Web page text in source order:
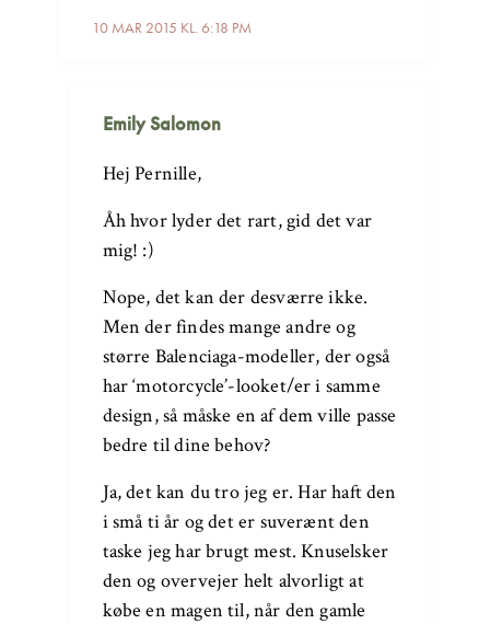
10 MAR 2015 KL. 6:18 PM
Emily Salomon
Hej Pernille,
Åh hvor lyder det rart, gid det var
mig! :)
Nope, det kan der desværre ikke.
Men der findes mange andre og
større Balenciaga-modeller, der også
har ‘motorcycle’-looket/er i samme
design, så måske en af dem ville passe
bedre til dine behov?
Ja, det kan du tro jeg er. Har haft den
i små ti år og det er suverænt den
taske jeg har brugt mest. Knuselsker
den og overvejer helt alvorligt at
købe en magen til, når den gamle